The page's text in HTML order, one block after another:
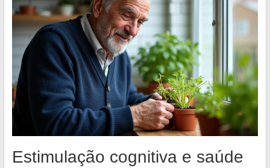
Estimulação cognitiva e saúde